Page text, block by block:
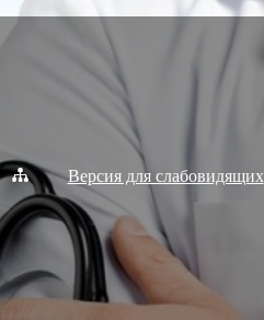
Версия для слабовидящих